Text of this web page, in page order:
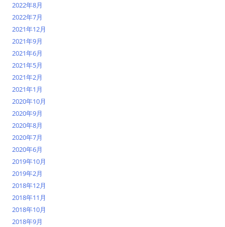
2022年8月
2022年7月
2021年12月
2021年9月
2021年6月
2021年5月
2021年2月
2021年1月
2020年10月
2020年9月
2020年8月
2020年7月
2020年6月
2019年10月
2019年2月
2018年12月
2018年11月
2018年10月
2018年9月